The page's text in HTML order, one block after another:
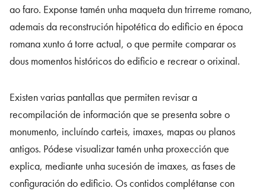
ao faro. Exponse tamén unha maqueta dun trirreme romano,
ademais da reconstrución hipotética do edificio en época
romana xunto á torre actual, o que permite comparar os
dous momentos históricos do edificio e recrear o orixinal.
Existen varias pantallas que permiten revisar a
recompilación de información que se presenta sobre o
monumento, incluíndo carteis, imaxes, mapas ou planos
antigos. Pódese visualizar tamén unha proxección que
explica, mediante unha sucesión de imaxes, as fases de
configuración do edificio. Os contidos complétanse con